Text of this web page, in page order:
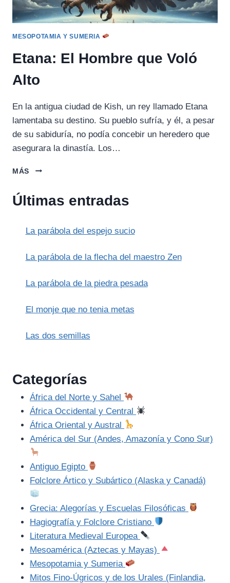
MESOPOTAMIA Y SUMERIA
Etana: El Hombre que Voló
Alto
En la antigua ciudad de Kish, un rey llamado Etana
lamentaba su destino. Su pueblo sufría, y él, a pesar
de su sabiduría, no podía concebir un heredero que
asegurara la dinastía. Los…
MÁS
ETANA:
QUE
Últimas entradas
La parábola del espejo sucio
La parábola de la flecha del maestro Zen
La parábola de la piedra pesada
El monje que no tenia metas
Las dos semillas
Categorías
África del Norte y Sahel
África Occidental y Central
África Oriental y Austral
América del Sur (Andes, Amazonía y Cono Sur)
Antiguo Egipto
Folclore Ártico y Subártico (Alaska y Canadá)
Grecia: Alegorías y Escuelas Filosóficas
Hagiografía y Folclore Cristiano
Literatura Medieval Europea
Mesoamérica (Aztecas y Mayas)
Mesopotamia y Sumeria
Mitos Fino-Úgricos y de los Urales (Finlandia,